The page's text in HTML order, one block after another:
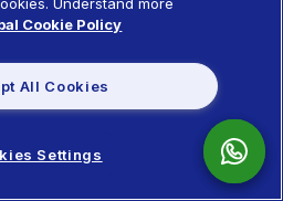
Cookie Policy
All Cookies
Settings